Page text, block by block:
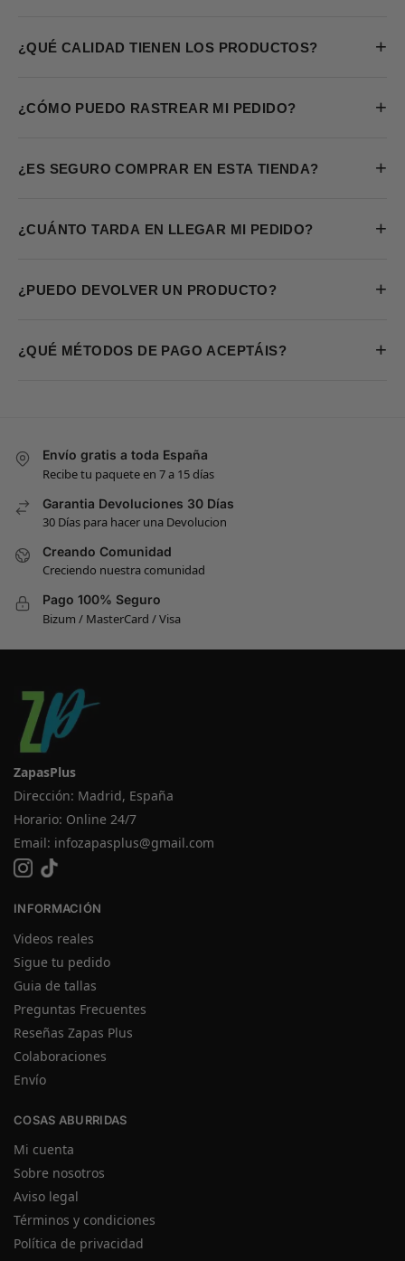
¿QUÉ CALIDAD TIENEN LOS PRODUCTOS? +
¿CÓMO PUEDO RASTREAR MI PEDIDO? +
¿ES SEGURO COMPRAR EN ESTA TIENDA? +
¿CUÁNTO TARDA EN LLEGAR MI PEDIDO? +
¿PUEDO DEVOLVER UN PRODUCTO? +
¿QUÉ MÉTODOS DE PAGO ACEPTÁIS? +
Envío gratis a toda España
Recibe tu paquete en 7 a 15 días
Garantia Devoluciones 30 Días
30 Días para hacer una Devolucion
Creando Comunidad
Creciendo nuestra comunidad
Pago 100% Seguro
Bizum / MasterCard / Visa
ZapasPlus
Dirección: Madrid, España
Horario: Online 24/7
Email: infozapasplus@gmail.com
INFORMACIÓN
Videos reales
Sigue tu pedido
Guia de tallas
Preguntas Frecuentes
Reseñas Zapas Plus
Colaboraciones
Envío
COSAS ABURRIDAS
Mi cuenta
Sobre nosotros
Aviso legal
Términos y condiciones
Política de privacidad